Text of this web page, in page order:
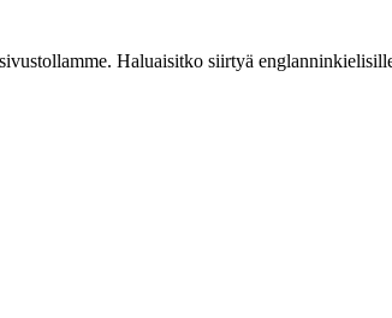
Haluaisitko siirtyä